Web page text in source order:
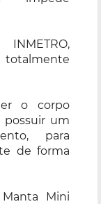
o corpo
possuir um
para
de forma
Mini